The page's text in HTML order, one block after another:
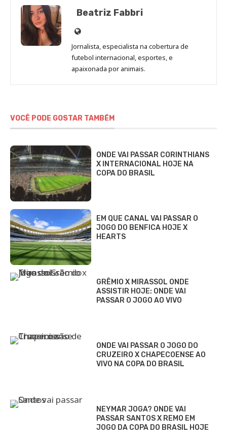
Beatriz Fabbri
Site
de
Beatriz
Fabbri
Jornalista, especialista na cobertura de
futebol internacional, esportes, e
apaixonada por animais.
VOCÊ PODE GOSTAR TAMBÉM
ONDE VAI PASSAR CORINTHIANS
X INTERNACIONAL HOJE NA
COPA DO BRASIL
EM QUE CANAL VAI PASSAR O
JOGO DO BENFICA HOJE X
HEARTS
GRÊMIO X MIRASSOL ONDE
ASSISTIR HOJE: ONDE VAI
PASSAR O JOGO AO VIVO
ONDE VAI PASSAR O JOGO DO
CRUZEIRO X CHAPECOENSE AO
VIVO NA COPA DO BRASIL
NEYMAR JOGA? ONDE VAI
PASSAR SANTOS X REMO EM
JOGO DA COPA DO BRASIL HOJE